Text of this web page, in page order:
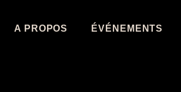
A PROPOS ÉVÉNEMENTS